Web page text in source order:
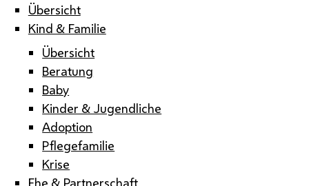
Übersicht
Kind & Familie
Übersicht
Beratung
Baby
Kinder & Jugendliche
Adoption
Pflegefamilie
Krise
Ehe & Partnerschaft